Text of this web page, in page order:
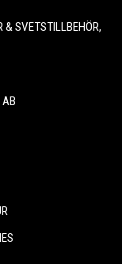
SVETSTILLBEHÖR,